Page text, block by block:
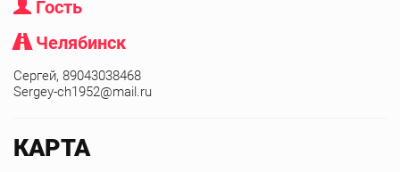
Гость
Челябинск
Сергей, 89043038468
Sergey-ch1952@mail.ru
КАРТА